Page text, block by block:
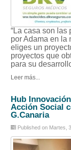
“La casa son las
por Adama en la
eliges un
proyectos que
para su
Leer más...
Hub
Acción Social
G.Canaria
Published on Martes,